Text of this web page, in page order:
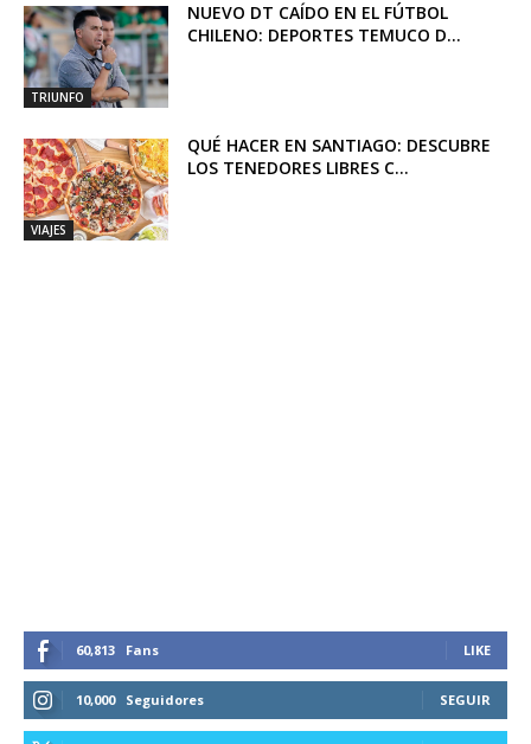
TRIUNFO
NUEVO DT CAÍDO EN EL FÚTBOL
CHILENO: DEPORTES TEMUCO D...
VIAJES
QUÉ HACER EN SANTIAGO: DESCUBRE
LOS TENEDORES LIBRES C...
60,813 Fans LIKE
10,000 Seguidores SEGUIR